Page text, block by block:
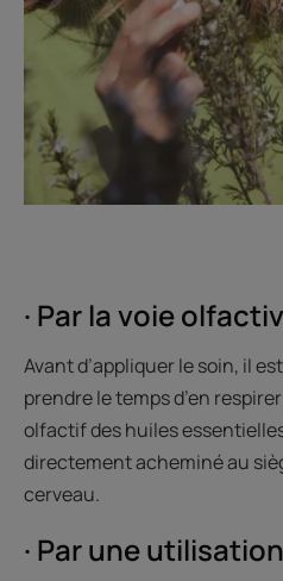
· Par la voie
Avant d’appliquer le soin, il
prendre le temps d’en
olfactif des huiles
directement acheminé au
cerveau.
· Par une